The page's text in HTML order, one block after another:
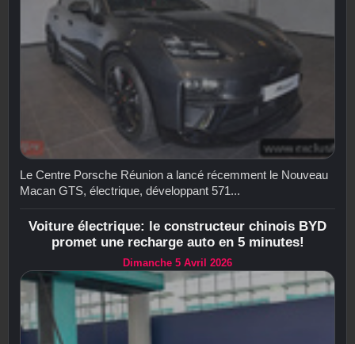
Le Centre Porsche Réunion a lancé récemment le Nouveau
Macan GTS, électrique, développant 571...
Voiture électrique: le constructeur chinois BYD
promet une recharge auto en 5 minutes!
Dimanche 5 Avril 2026